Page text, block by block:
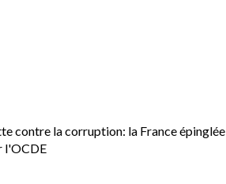
contre la corruption: la France épinglée
l'OCDE